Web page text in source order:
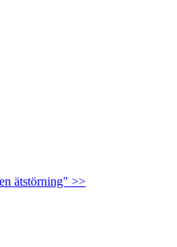
ätstörning" >>